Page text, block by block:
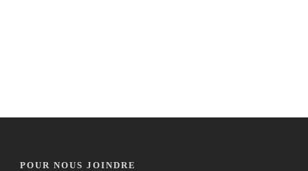
POUR NOUS JOINDRE